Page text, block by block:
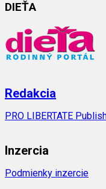
DIEŤA
Redakcia
PRO LIBERTATE
Inzercia
Podmienky inzercie